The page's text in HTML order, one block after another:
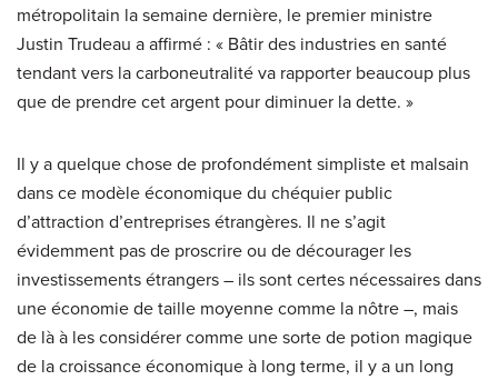
métropolitain la semaine dernière, le premier ministre
Justin Trudeau a affirmé : « Bâtir des industries en santé
tendant vers la carboneutralité va rapporter beaucoup plus
que de prendre cet argent pour diminuer la dette. »
Il y a quelque chose de profondément simpliste et malsain
dans ce modèle économique du chéquier public
d’attraction d’entreprises étrangères. Il ne s’agit
évidemment pas de proscrire ou de décourager les
investissements étrangers – ils sont certes nécessaires dans
une économie de taille moyenne comme la nôtre –, mais
de là à les considérer comme une sorte de potion magique
de la croissance économique à long terme, il y a un long